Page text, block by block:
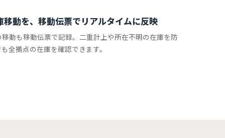
移動を、移動伝票でリアルタイムに反映
動も移動伝票で記録。二重計上や所在不明の在庫を防
全拠点の在庫を確認できます。